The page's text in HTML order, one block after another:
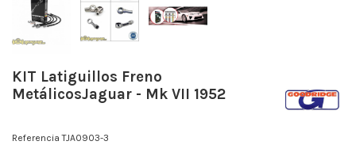
KIT Latiguillos Freno
MetálicosJaguar - Mk VII 1952
Referencia TJA0903-3